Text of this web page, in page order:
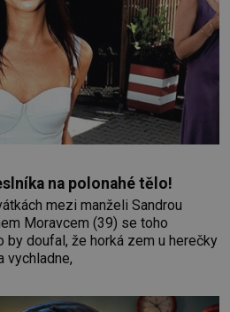
na polonahé tělo!
mezi manželi Sandrou
Moravcem (39) se toho
by doufal, že horká zem u herečky
vychladne,